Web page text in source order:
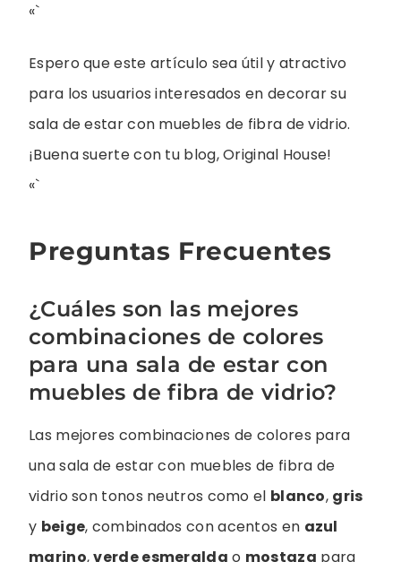
«`
Espero que este artículo sea útil y atractivo
para los usuarios interesados en decorar su
sala de estar con muebles de fibra de vidrio.
¡Buena suerte con tu blog, Original House!
«`
Preguntas Frecuentes
¿Cuáles son las mejores
combinaciones de colores
para una sala de estar con
muebles de fibra de vidrio?
Las mejores combinaciones de colores para
una sala de estar con muebles de fibra de
vidrio son tonos neutros como el blanco, gris
y beige, combinados con acentos en azul
marino,verde esmeralda o mostaza para